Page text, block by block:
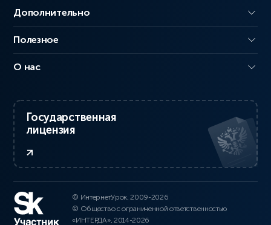
Дополнительно
Полезное
О нас
Государственная
лицензия
© ИнтернетУрок, 2009-2026
© Общество с ограниченной ответственностью
«ИНТЕРДА», 2014-2026